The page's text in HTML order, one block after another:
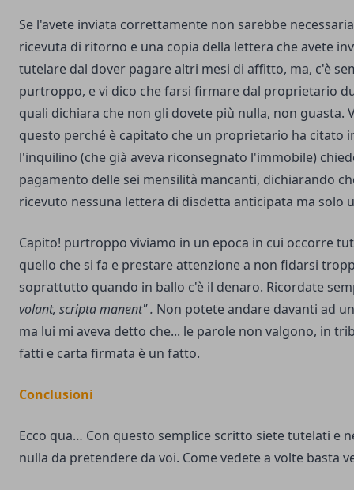
Se l'avete inviata correttamente non sarebbe
ricevuta di ritorno e una copia della lettera che avete
tutelare dal dover pagare altri mesi di affitto, ma, c'è
purtroppo, e vi dico che farsi firmare dal proprietario
quali dichiara che non gli dovete più nulla, non guasta.
questo perché è capitato che un proprietario ha citato
l'inquilino (che già aveva riconsegnato l'immobile)
pagamento delle sei mensilità mancanti, dichiarando
ricevuto nessuna lettera di disdetta anticipata ma solo
Capito! purtroppo viviamo in un epoca in cui occorre
quello che si fa e prestare attenzione a non fidarsi
soprattutto quando in ballo c'è il denaro. Ricordate
volant, scripta manent" . Non potete andare davanti ad
ma lui mi aveva detto che... le parole non valgono, in
fatti e carta firmata è un fatto.
Conclusioni
Ecco qua… Con questo semplice scritto siete tutelati e
nulla da pretendere da voi. Come vedete a volte basta